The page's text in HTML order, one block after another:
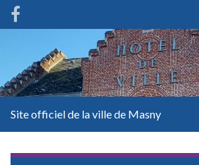
Site officiel de la ville de Masny